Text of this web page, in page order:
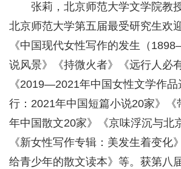
张莉，北京师范大学文学院教
北京师范大学第五届最受研究生欢
《中国现代女性写作的发生（
说风景》《持微火者》《远行人必
《2019—2021年中国女性文学作
行：2021年中国短篇小说20家》《
年中国散文20家》《京味浮沉与北
《新女性写作专辑：美发生着变化
给青少年的散文读本》等。获第八